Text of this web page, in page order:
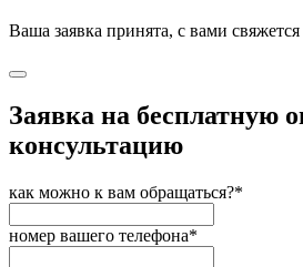
Ваша заявка принята, с вами свяжется
Заявка на бесплатную
консультацию
как можно к вам обращаться?*
номер вашего телефона*